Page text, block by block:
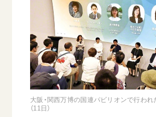
日蓮大聖人の仏法（教学入門）
釈尊～法華経
日蓮大聖人
創価学会の三代会長
初代会長・牧口常三郎先生
第2代会長・戸田城聖先生
第3代会長・池田大作先生
仏法を学ぶ
主な行事
年間の活動について
友人葬
核兵器の廃絶に向け連帯を拡大
「人権文化」「ジェンダー平等」を促進
「持続可能な開発目標（SDGs）」の取り
人道支援
音楽活動
展示活動
教育本部の活動
各国ウェブサイト
世界の創価学会の歴史
基本情報
創価学会 会憲
創価学会 会則
創価学会 社会憲章
組織・機構
会員サポート
座談会御書ｅ講義
小説『新・人間革命』『人間革命』要旨
関連リンク
創価学会総本部
大阪・関西万博の国連パビリオンで行われ
（11日）